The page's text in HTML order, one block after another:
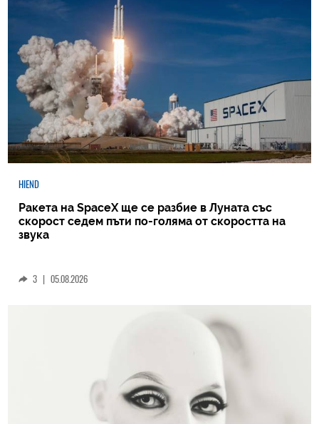
HIEND
Ракета на SpaceX ще се разбие в Луната със
скорост седем пъти по-голяма от скоростта на
звука
3 | 05.08.2026